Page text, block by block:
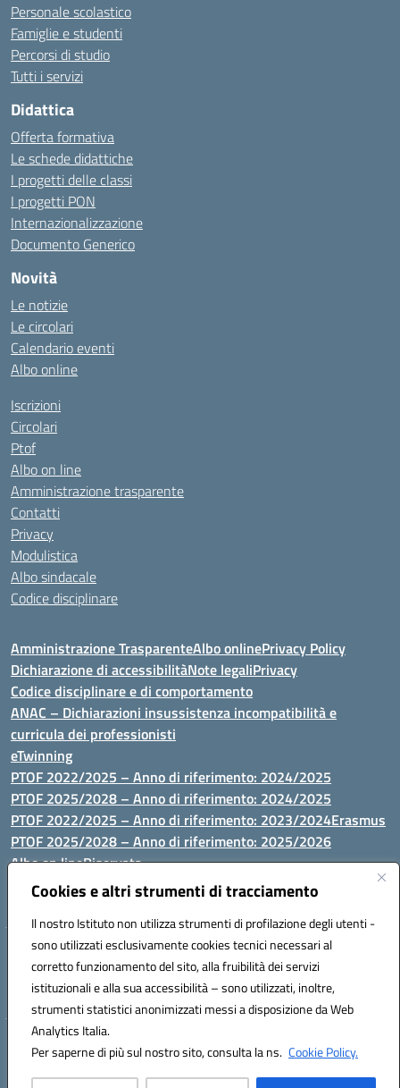
Cookies e altri strumenti di tracciamento
Il nostro Istituto non utilizza strumenti di profilazione degli utenti -
sono utilizzati esclusivamente cookies tecnici necessari al
corretto funzionamento del sito, alla fruibilità dei servizi
istituzionali e alla sua accessibilità – sono utilizzati, inoltre,
strumenti statistici anonimizzati messi a disposizione da Web
Analytics Italia.
Per saperne di più sul nostro sito, consulta la ns. Cookie Policy.
Personale scolastico
Famiglie e studenti
Percorsi di studio
Tutti i servizi
Didattica
Offerta formativa
Le schede didattiche
I progetti delle classi
I progetti PON
Internazionalizzazione
Documento Generico
Novità
Le notizie
Le circolari
Calendario eventi
Albo online
Iscrizioni
Circolari
Ptof
Albo on line
Amministrazione trasparente
Contatti
Privacy
Modulistica
Albo sindacale
Codice disciplinare
Amministrazione TrasparenteAlbo onlinePrivacy Policy
Dichiarazione di accessibilitàNote legaliPrivacy
Codice disciplinare e di comportamento
ANAC – Dichiarazioni insussistenza incompatibilità e
curricula dei professionisti
eTwinning
PTOF 2022/2025 – Anno di riferimento: 2024/2025
PTOF 2025/2028 – Anno di riferimento: 2024/2025
PTOF 2022/2025 – Anno di riferimento: 2023/2024Erasmus
PTOF 2025/2028 – Anno di riferimento: 2025/2026
Albo on lineRiservata
P.N. Dotazione di attrezzature per le palestre
Via Luna e Sole, 44 07100, Sassari - Tel 079293287 - Fax 0793764116
- Mail: ssvc010009@istruzione.it - PEC: ssvc010009@pec.istruzione.it
- C.F. / P.IVA Convitto 80000150906 - C.F. Scuole 92073300904
Hosting & Powered by 3D Solution S.r.l.
Concept & Design by Designers Italia